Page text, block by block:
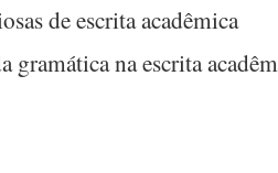
de escrita acadêmica
gramática na escrita